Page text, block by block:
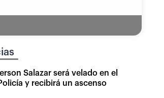
Salazar será velado en el
y recibirá un ascenso